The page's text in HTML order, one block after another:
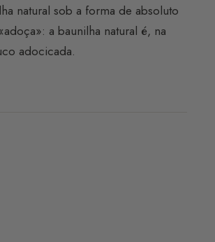
natural sob a forma de absoluto
a baunilha natural é, na
adocicada.